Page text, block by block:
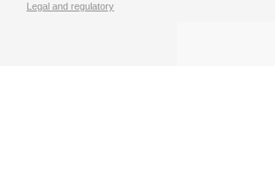
Legal and regulatory